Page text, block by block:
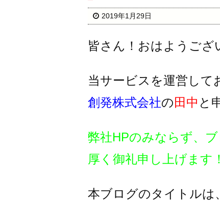
2019年1月29日
皆さん！おはようござ
当サービスを運営して
創発株式会社の田中 と
弊社HPのみならず、
厚く御礼申し上げます！
本ブログのタイトルは、